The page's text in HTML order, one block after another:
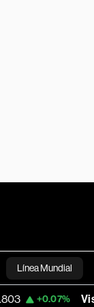
Línea Mundial
Bloomberg
Visa 367.83